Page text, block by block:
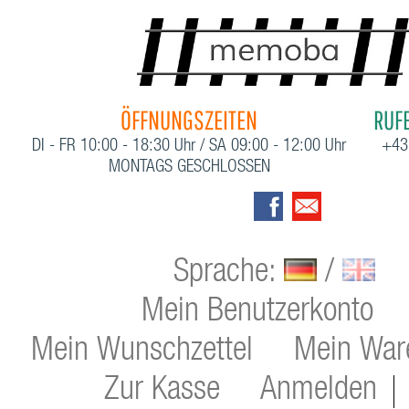
ÖFFNUNGSZEITEN
DI - FR 10:00 - 18:30 Uhr / SA 09:00 - 12:00 Uhr
MONTAGS GESCHLOSSEN
Sprache:
/
Mein Benutzerkonto
Mein Wunschzettel
Mein
Zur Kasse
Anmelden